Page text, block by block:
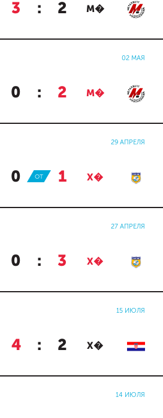
3 : 2 М�
02 МАЯ
0 : 2 М�
29 АПРЕЛЯ
0 : 1 Х�
ОТ
27 АПРЕЛЯ
0 : 3 Х�
15 ИЮЛЯ
4 : 2 Х�
14 ИЮЛЯ